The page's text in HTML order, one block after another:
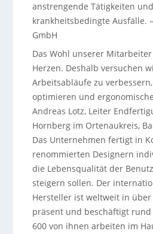
anstrengende Tätigkeiten und
krankheitsbedingte Ausfälle. –
GmbH
Das Wohl unserer
Herzen. Deshalb versuchen
Arbeitsabläufe zu
optimieren und
Andreas Lotz, Leiter
Hornberg im Ortenaukreis,
Das Unternehmen fertigt in
renommierten Designern
die Lebensqualität der
steigern sollen. Der
Hersteller ist weltweit in über
präsent und beschäftigt
600 von ihnen arbeiten im